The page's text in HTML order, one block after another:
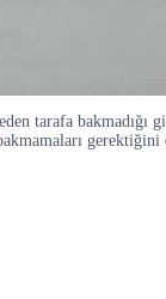
tarafa